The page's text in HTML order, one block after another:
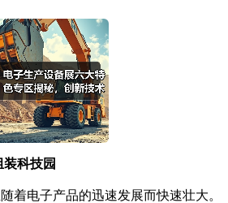
科技园
电子产品的迅速发展而快速壮大。